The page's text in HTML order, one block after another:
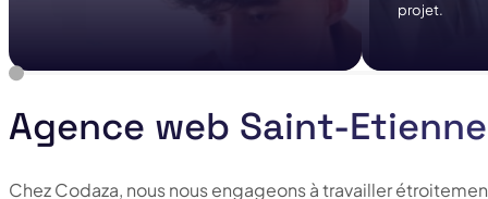
projet.
Agence web Saint-Etienne
Chez Codaza, nous nous engageons à travailler